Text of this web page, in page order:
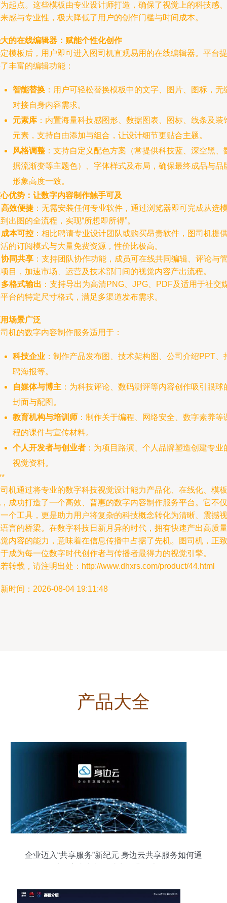
起点。这些模板由专业设计师打造，确保了视觉上的科技感、
感与专业性，极大降低了用户的创作门槛与时间成本。
的在线编辑器：赋能个性化创作
模板后，用户即可进入图司机直观易用的在线编辑器。平台提
丰富的编辑功能：
智能替换 ：用户可轻松替换模板中的文字、图片、图标，无
对接自身内容需求。
元素库 ：内置海量科技感图形、数据图表、图标、线条及装
元素，支持自由添加与组合，让设计细节更贴合主题。
风格调整 ：支持自定义配色方案（常提供科技蓝、深空黑、
据流渐变等主题色）、字体样式及布局，确保最终成品与品
形象高度一致。
优势：让数字内容制作触手可及
高效便捷 ：无需安装任何专业软件，通过浏览器即可完成从选
出图的全流程，实现“所想即所得”。
成本可控 ：相比聘请专业设计团队或购买昂贵软件，图司机提
的订阅模式与大量免费资源，性价比极高。
协同共享 ：支持团队协作功能，成员可在线共同编辑、评论与
目，加速市场、运营及技术部门间的视觉内容产出流程。
多格式输出 ：支持导出为高清PNG、JPG、PDF及适用于社交
台的特定尺寸格式，满足多渠道发布需求。
场景广泛
机的数字内容制作服务适用于：
科技企业 ：制作产品发布图、技术架构图、公司介绍PPT、
聘海报等。
自媒体与博主 ：为科技评论、数码测评等内容创作吸引眼球
封面与配图。
教育机构与培训师 ：制作关于编程、网络安全、数字素养等
程的课件与宣传材料。
个人开发者与创业者 ：为项目路演、个人品牌塑造创建专业
视觉资料。
机通过将专业的数字科技视觉设计能力产品化、在线化、模板
成功打造了一个高效、普惠的数字内容制作服务平台。它不仅
个工具，更是助力用户将复杂的科技概念转化为清晰、震撼视
言的桥梁。在数字科技日新月异的时代，拥有快速产出高质量
内容的能力，意味着在信息传播中占据了先机。图司机，正致
成为每一位数字时代创作者与传播者最得力的视觉引擎。
转载，请注明出处：http://www.dhxrs.com/product/44.html
时间：2026-08-04 19:11:48
产品大全
企业迈入“共享服务”新纪元 身边云共享服务如何通